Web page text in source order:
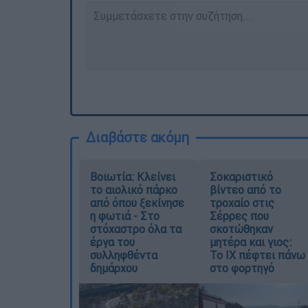
Διαβάστε ακόμη
Βοιωτία: Κλείνει
το αιολικό πάρκο
από όπου ξεκίνησε
η φωτιά - Στο
στόχαστρο όλα τα
έργα του
συλληφθέντα
δημάρχου
Σοκαριστικό
βίντεο από το
τροχαίο στις
Σέρρες που
σκοτώθηκαν
μητέρα και γιος:
Το ΙΧ πέφτει πάνω
στο φορτηγό